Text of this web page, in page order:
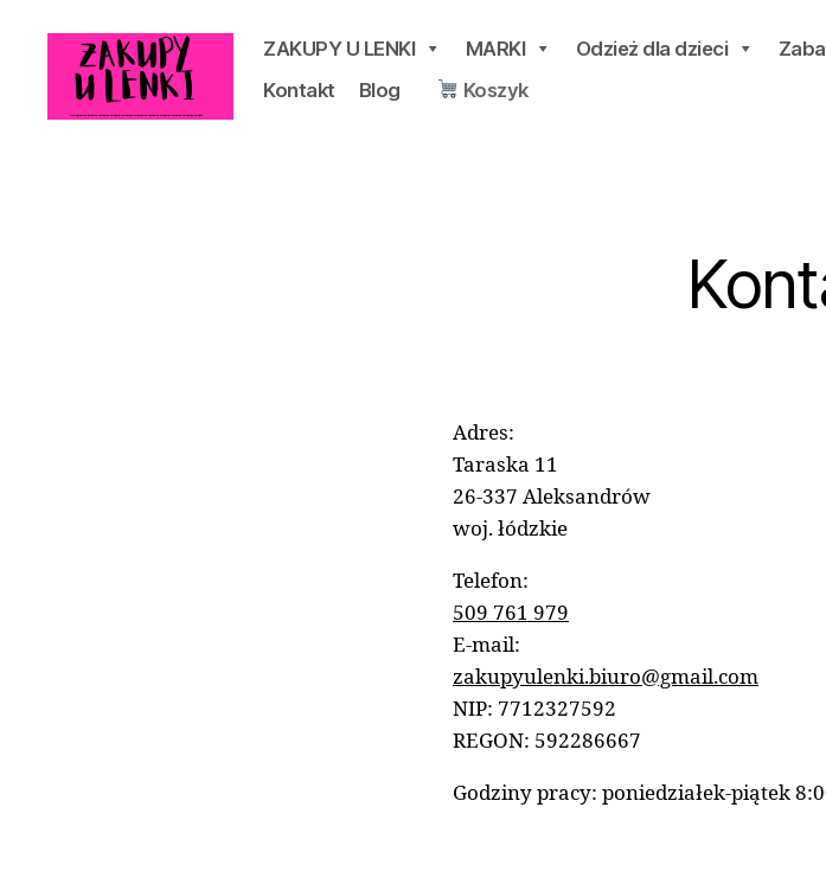
ZAKUPY U LENKI MARKI Odzież dla dzieci
Kontakt
Blog Koszyk
Adres:
Taraska 11
26-337 Aleksandrów
woj. łódzkie
Telefon:
509 761 979
E-mail:
zakupyulenki.biuro@gmail.com
NIP: 7712327592
REGON: 592286667
Godziny pracy: poniedziałek-piątek